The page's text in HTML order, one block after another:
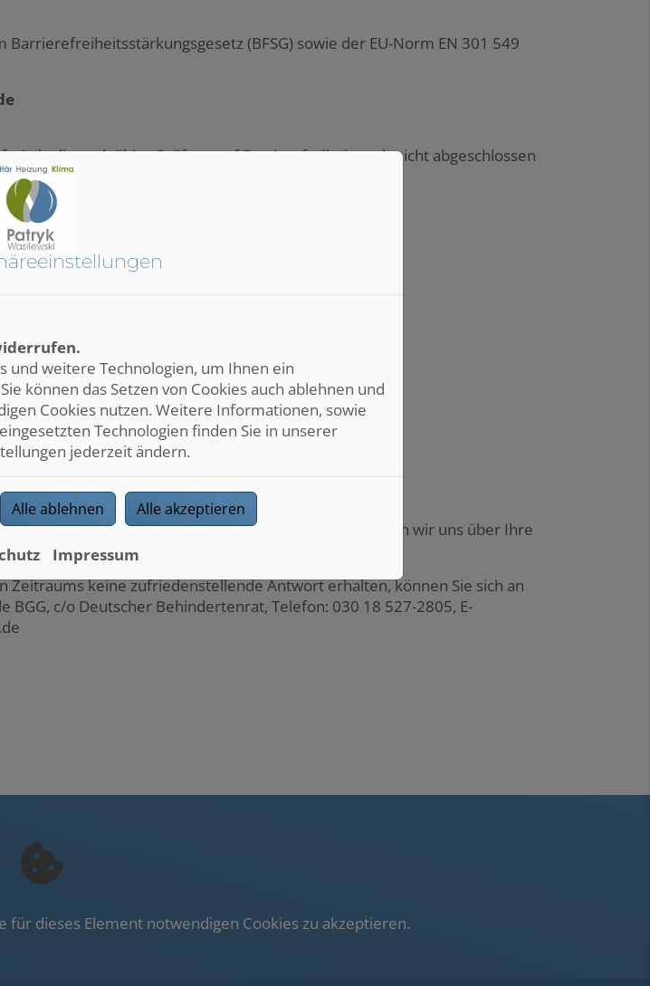
(BFSG) sowie der EU-Norm EN 301 549
da die endgültige Prüfung auf Barrierefreiheit noch nicht abgeschlossen
und zu beseitigen.
bei der Nutzung unserer Website haben, freuen wir uns über Ihre
Zeitraums keine zufriedenstellende Antwort erhalten, können Sie sich an
BGG, c/o Deutscher Behindertenrat, Telefon: 030 18 527-2805, E-
für dieses Element notwendigen Cookies zu akzeptieren.
und weitere Technologien, um Ihnen ein
können das Setzen von Cookies auch ablehnen und
Cookies nutzen. Weitere Informationen, sowie
Technologien finden Sie in unserer
jederzeit ändern.
Alle ablehnen Alle akzeptieren
Impressum